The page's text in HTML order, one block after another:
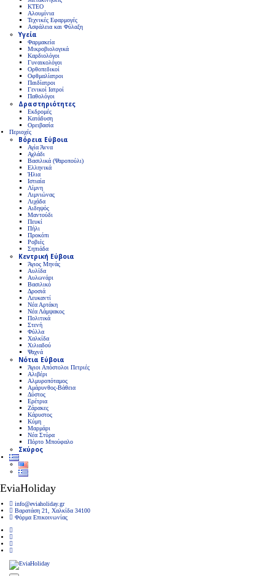
ΚΤΕΟ
Αλουμίνια
Τεχνικές Εφαρμογές
Ασφάλεια και Φύλαξη
Υγεία
Φαρμακεία
Μικροβιολογικά
Καρδιολόγοι
Γυναικολόγοι
Ορθοπεδικοί
Οφθμαλίατροι
Παιδίατροι
Γενικοί Ιατροί
Παθολόγοι
Δραστηριότητες
Εκδρομές
Κατάδυση
Ορειβασία
Περιοχές
Βόρεια Εύβοια
Αγία Άννα
Αχλάδι
Βασιλικά (Ψαροπούλι)
Ελληνικά
Ήλια
Ιστιαία
Λίμνη
Λιμνιώνας
Λιχάδα
Αιδηψός
Μαντούδι
Πευκί
Πήλι
Προκόπι
Ροβιές
Σηπιάδα
Κεντρική Εύβοια
Άγιος Μηνάς
Αυλίδα
Αυλωνάρι
Βασιλικό
Δροσιά
Λευκαντί
Νέα Αρτάκη
Νέα Λάμψακος
Πολιτικά
Στενή
Φύλλα
Χαλκίδα
Χιλιαδού
Ψαχνά
Νότια Εύβοια
Άγιοι Απόστολοι Πετριές
Αλιβέρι
Αλμυροπόταμος
Αμάρυνθος-Βάθεια
Δύστος
Ερέτρια
Ζάρακες
Κάρυστος
Κύμη
Μαρμάρι
Νέα Στύρα
Πόρτο Μπούφαλο
Σκύρος
EviaHoliday
info@eviaholiday.gr
Βαρατάση 21, Χαλκίδα 34100
Φόρμα Επικοινωνίας